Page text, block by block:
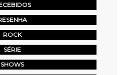
ROCK
SÉRIE
SHOWS